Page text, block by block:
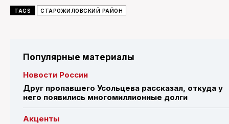
TAGS СТАРОЖИЛОВСКИЙ РАЙОН
Популярные материалы
Новости России
Друг пропавшего Усольцева рассказал, откуда у
него появились многомиллионные долги
Акценты